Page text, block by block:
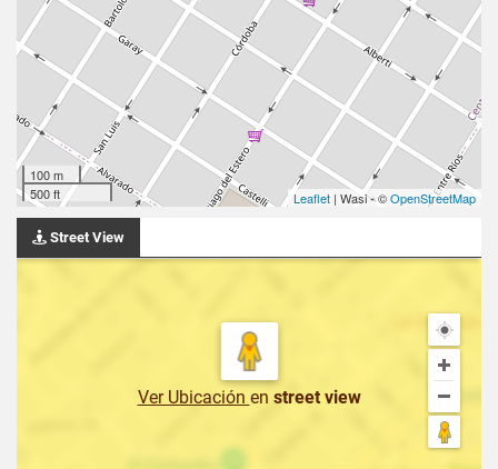
100 m
500 ft
Leaflet | Wasi - ©OpenStreetMap
Street View
Ver Ubicación en street view